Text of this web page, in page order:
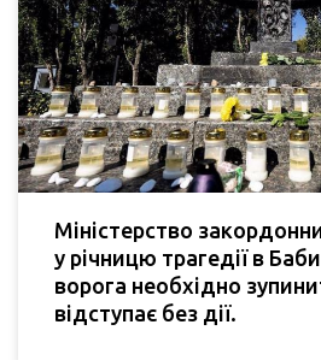
Міністерство
у річницю трагедії в
ворога необхідно
відступає без дії.